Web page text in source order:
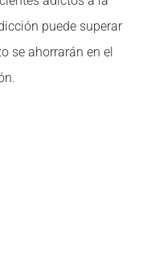
puede superar
se ahorrarán en el